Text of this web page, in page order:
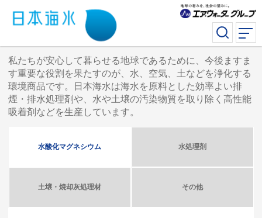
私たちが安心して暮らせる地球であるために、今後ますま
す重要な役割を果たすのが、水、空気、土などを浄化する
環境商品です。日本海水は海水を原料とした効率よい排
煙・排水処理剤や、水や土壌の汚染物質を取り除く高性能
吸着剤などを生産しています。
水酸化マグネシウム 水処理剤
土壌・焼却灰処理材 その他